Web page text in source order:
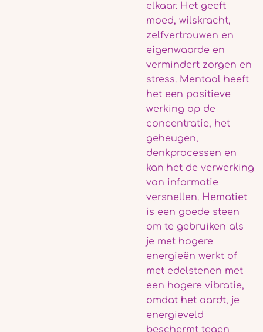
elkaar. Het geeft
moed, wilskracht,
zelfvertrouwen en
eigenwaarde en
vermindert zorgen en
stress. Mentaal heeft
het een positieve
werking op de
concentratie, het
geheugen,
denkprocessen en
kan het de verwerking
van informatie
versnellen. Hematiet
is een goede steen
om te gebruiken als
je met hogere
energieën werkt of
met edelstenen met
een hogere vibratie,
omdat het aardt, je
energieveld
beschermt tegen